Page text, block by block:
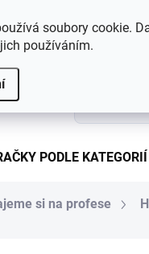
soubory cookie.
používáním.
Hodnocení
PODLE KATEGORIÍ
si na profese